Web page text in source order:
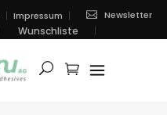
Impressum Newsletter
Wunschliste